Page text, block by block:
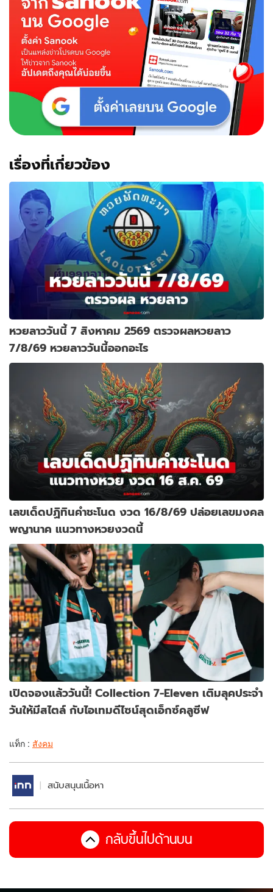
เรื่องที่เกี่ยวข้อง
หวยลาววันนี้ 7 สิงหาคม 2569 ตรวจผลหวยลาว
7/8/69 หวยลาววันนี้ออกอะไร
เลขเด็ดปฏิทินคำชะโนด งวด 16/8/69 ปล่อยเลขมงคล
พญานาค แนวทางหวยงวดนี้
เปิดจองแล้ววันนี้! Collection 7-Eleven เติมลุคประจำ
วันให้มีสไตล์ กับไอเทมดีไซน์สุดเอ็กซ์คลูซีฟ
แท็ก : สังคม
สนับสนุนเนื้อหา
กลับขึ้นไปด้านบน